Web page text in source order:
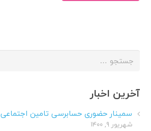
جستجو
آخرین اخبار
سمینار حضوری حسابرسی تامین اجتماعی
شهریور ۹, ۱۴۰۰